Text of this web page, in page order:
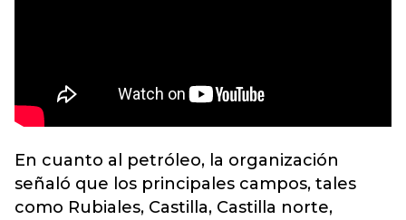
En cuanto al petróleo, la organización
señaló que los principales campos, tales
como Rubiales, Castilla, Castilla norte,